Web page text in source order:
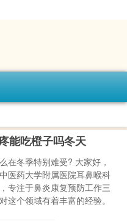
能吃橙子吗冬天
在冬季特别难受? 大家好，
医药大学附属医院耳鼻喉科
专注于鼻炎康复预防工作三
这个领域有着丰富的经验。